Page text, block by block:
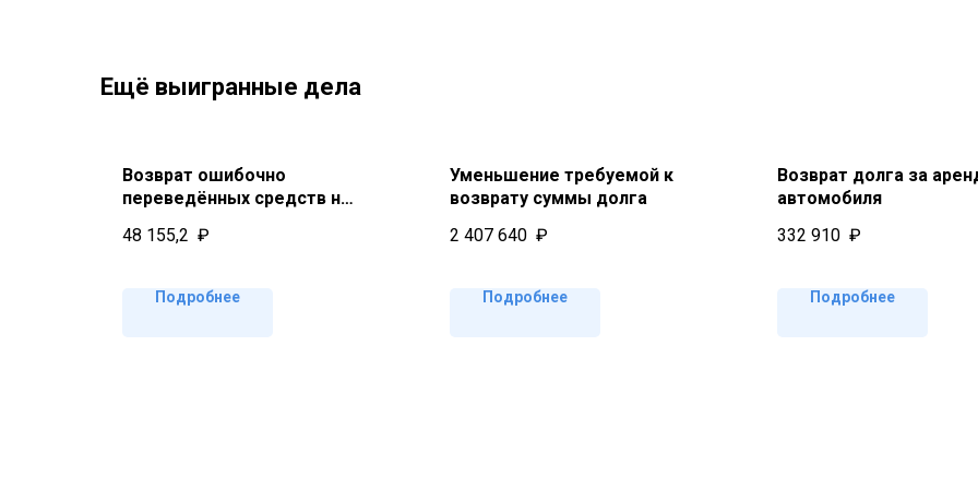
Ещё выигранные дела
Возврат ошибочно
переведённых средств на
48 155,2 ₽
Подробнее
Уменьшение требуемой к
возврату суммы долга
2 407 640 ₽
Подробнее
Возврат долга за
автомобиля
332 910 ₽
Подробнее